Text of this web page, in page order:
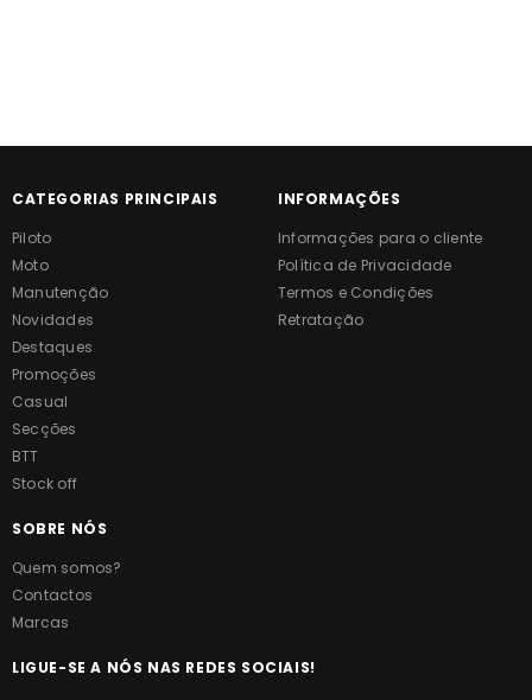
CATEGORIAS PRINCIPAIS
Piloto
Moto
Manutenção
Novidades
Destaques
Promoções
Casual
Secções
BTT
Stock off
INFORMAÇÕES
Informações para o cliente
Política de Privacidade
Termos e Condições
Retratação
SOBRE NÓS
Quem somos?
Contactos
Marcas
LIGUE-SE A NÓS NAS REDES SOCIAIS!